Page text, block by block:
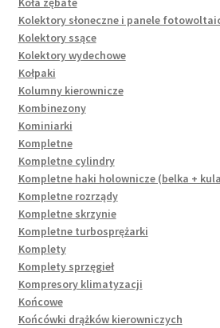
Kolektory słoneczne i panele
Kolektory ssące
Kolektory wydechowe
Kołpaki
Kolumny kierownicze
Kombinezony
Kominiarki
Kompletne
Kompletne cylindry
Kompletne haki holownicze (belka +
Kompletne rozrządy
Kompletne skrzynie
Kompletne turbosprężarki
Komplety
Komplety sprzęgieł
Kompresory klimatyzacji
Końcowe
Końcówki drążków kierowniczych